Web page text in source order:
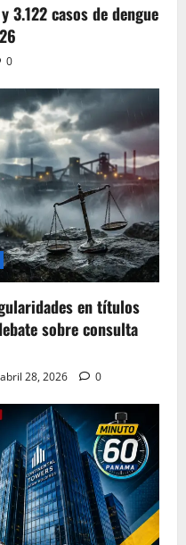
3.122 casos de dengue
0
en títulos
sobre consulta
abril 28, 2026 0